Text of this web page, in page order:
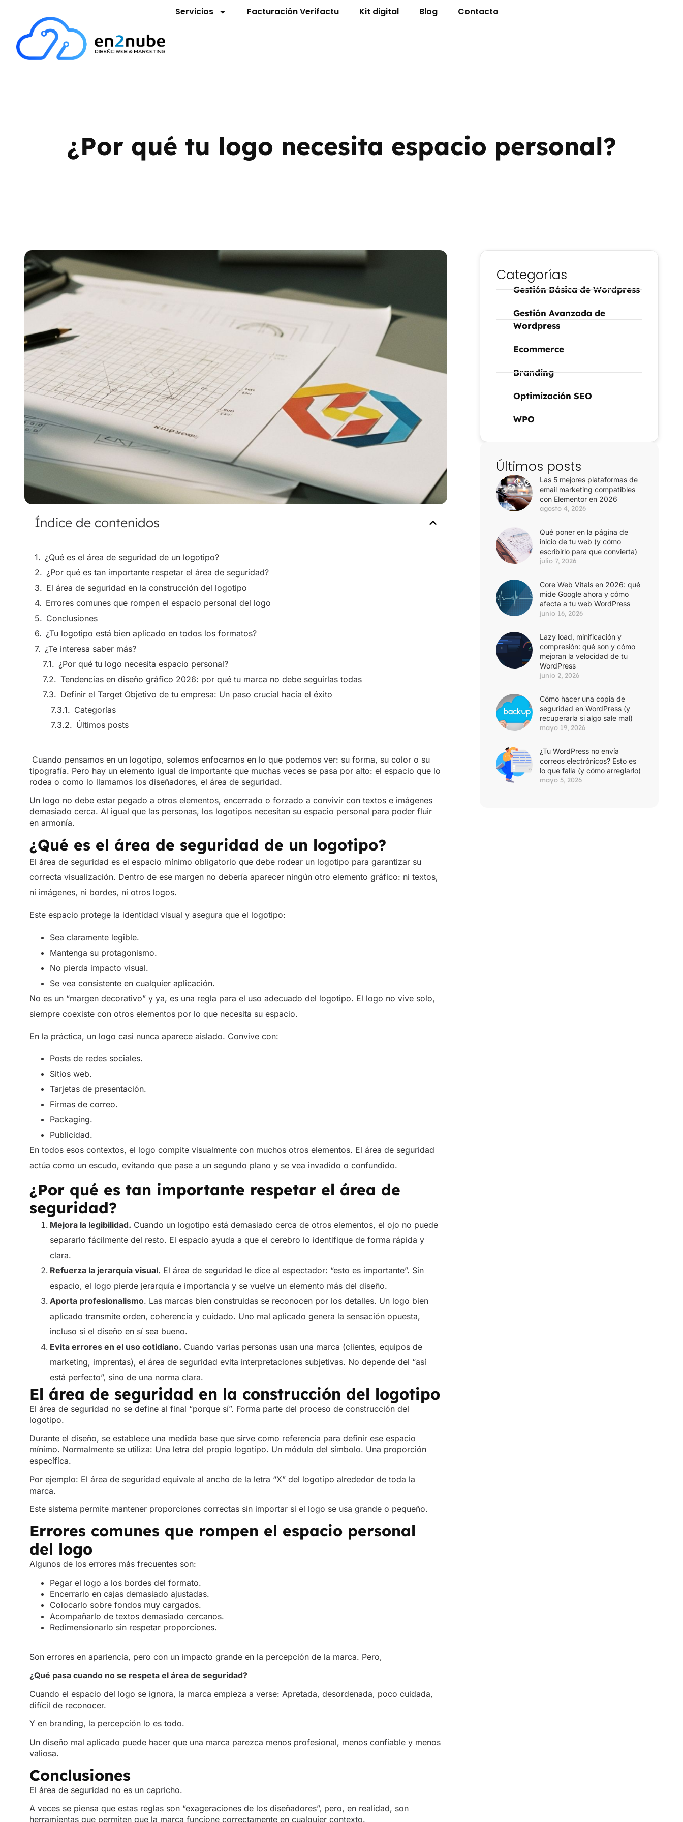
Servicios Facturación Verifactu Kit digital Blog Contacto
¿Por qué tu logo necesita espacio personal?
Índice de contenidos
¿Qué es el área de seguridad de un logotipo?
¿Por qué es tan importante respetar el área de seguridad?
El área de seguridad en la construcción del logotipo
Errores comunes que rompen el espacio personal del logo
Conclusiones
¿Tu logotipo está bien aplicado en todos los formatos?
¿Te interesa saber más?
¿Por qué tu logo necesita espacio personal?
Tendencias en diseño gráfico 2026: por qué tu marca no debe seguirlas todas
Definir el Target Objetivo de tu empresa: Un paso crucial hacia el éxito
Categorías
Últimos posts
Cuando pensamos en un logotipo, solemos enfocarnos en lo que podemos ver: su forma, su color o su
tipografía. Pero hay un elemento igual de importante que muchas veces se pasa por alto: el espacio que lo
rodea o como lo llamamos los diseñadores, el área de seguridad.
Un logo no debe estar pegado a otros elementos, encerrado o forzado a convivir con textos e imágenes
demasiado cerca. Al igual que las personas, los logotipos necesitan su espacio personal para poder fluir
en armonía.
¿Qué es el área de seguridad de un logotipo?
El área de seguridad es el espacio mínimo obligatorio que debe rodear un logotipo para garantizar su
correcta visualización. Dentro de ese margen no debería aparecer ningún otro elemento gráfico: ni textos,
ni imágenes, ni bordes, ni otros logos.
Este espacio protege la identidad visual y asegura que el logotipo:
Sea claramente legible.
Mantenga su protagonismo.
No pierda impacto visual.
Se vea consistente en cualquier aplicación.
No es un “margen decorativo” y ya, es una regla para el uso adecuado del logotipo. El logo no vive solo,
siempre coexiste con otros elementos por lo que necesita su espacio.
En la práctica, un logo casi nunca aparece aislado. Convive con:
Posts de redes sociales.
Sitios web.
Tarjetas de presentación.
Firmas de correo.
Packaging.
Publicidad.
En todos esos contextos, el logo compite visualmente con muchos otros elementos. El área de seguridad
actúa como un escudo, evitando que pase a un segundo plano y se vea invadido o confundido.
¿Por qué es tan importante respetar el área de
seguridad?
Mejora la legibilidad. Cuando un logotipo está demasiado cerca de otros elementos, el ojo no puede
separarlo fácilmente del resto. El espacio ayuda a que el cerebro lo identifique de forma rápida y
clara.
Refuerza la jerarquía visual. El área de seguridad le dice al espectador: “esto es importante”. Sin
espacio, el logo pierde jerarquía e importancia y se vuelve un elemento más del diseño.
Aporta profesionalismo. Las marcas bien construidas se reconocen por los detalles. Un logo bien
aplicado transmite orden, coherencia y cuidado. Uno mal aplicado genera la sensación opuesta,
incluso si el diseño en sí sea bueno.
Evita errores en el uso cotidiano. Cuando varias personas usan una marca (clientes, equipos de
marketing, imprentas), el área de seguridad evita interpretaciones subjetivas. No depende del “así
está perfecto”, sino de una norma clara.
El área de seguridad en la construcción del logotipo
El área de seguridad no se define al final “porque sí”. Forma parte del proceso de construcción del
logotipo.
Durante el diseño, se establece una medida base que sirve como referencia para definir ese espacio
mínimo. Normalmente se utiliza: Una letra del propio logotipo. Un módulo del símbolo. Una proporción
específica.
Por ejemplo: El área de seguridad equivale al ancho de la letra “X” del logotipo alrededor de toda la
marca.
Este sistema permite mantener proporciones correctas sin importar si el logo se usa grande o pequeño.
Errores comunes que rompen el espacio personal
del logo
Algunos de los errores más frecuentes son:
Pegar el logo a los bordes del formato.
Encerrarlo en cajas demasiado ajustadas.
Colocarlo sobre fondos muy cargados.
Acompañarlo de textos demasiado cercanos.
Redimensionarlo sin respetar proporciones.
Son errores en apariencia, pero con un impacto grande en la percepción de la marca. Pero,
¿Qué pasa cuando no se respeta el área de seguridad?
Cuando el espacio del logo se ignora, la marca empieza a verse: Apretada, desordenada, poco cuidada,
difícil de reconocer.
Y en branding, la percepción lo es todo.
Un diseño mal aplicado puede hacer que una marca parezca menos profesional, menos confiable y menos
valiosa.
Conclusiones
El área de seguridad no es un capricho.
A veces se piensa que estas reglas son “exageraciones de los diseñadores”, pero, en realidad, son
herramientas que permiten que la marca funcione correctamente en cualquier contexto.
Categorías
Gestión Básica de Wordpress
Gestión Avanzada de
Wordpress
Ecommerce
Branding
Optimización SEO
WPO
Últimos posts
Las 5 mejores plataformas de
email marketing compatibles
con Elementor en 2026
agosto 4, 2026
Qué poner en la página de
inicio de tu web (y cómo
escribirlo para que convierta)
julio 7, 2026
Core Web Vitals en 2026: qué
mide Google ahora y cómo
afecta a tu web WordPress
junio 16, 2026
Lazy load, minificación y
compresión: qué son y cómo
mejoran la velocidad de tu
WordPress
junio 2, 2026
Cómo hacer una copia de
seguridad en WordPress (y
recuperarla si algo sale mal)
mayo 19, 2026
¿Tu WordPress no envía
correos electrónicos? Esto es
lo que falla (y cómo arreglarlo)
mayo 5, 2026